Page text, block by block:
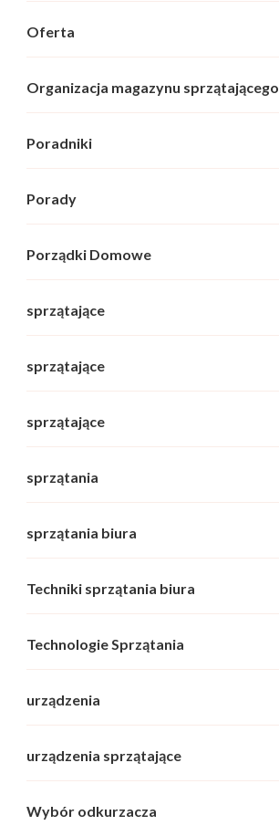
Oferta
Organizacja magazynu sprzątającego
Poradniki
Porady
Porządki Domowe
sprzątające
sprzątające
sprzątające
sprzątania
sprzątania biura
Techniki sprzątania biura
Technologie Sprzątania
urządzenia
urządzenia sprzątające
Wybór odkurzacza